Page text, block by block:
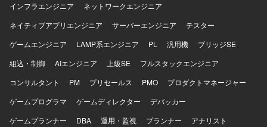
【開発環境】 Figmaや各種AIツールを活用しながらプロト
タイプを作成・検証していただきます。
インフラエンジニア
ネットワークエンジニア
ネイティブアプリエンジニア
サーバーエンジニア
テスター
ゲームエンジニア
LAMP系エンジニア PL 汎用機
ブリッジSE
組込・制御
AIエンジニア 上級SE
フルスタックエンジニア
コンサルタント
PM プリセールス PMO
プロダクトマネージャー
ゲームプログラマ
ゲームディレクター
デバッカー
ゲームプランナー
DBA 運用・監視 プランナー
アナリスト